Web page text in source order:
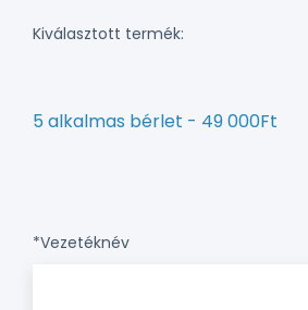
Kiválasztott termék:
5 alkalmas bérlet - 49 000Ft
*Vezetéknév